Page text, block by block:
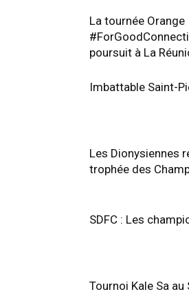
La tournée Orange
poursuit à La
Imbattable Saint-
Les Dionysiennes
trophée des
SDFC : Les
Tournoi Kale Sa au